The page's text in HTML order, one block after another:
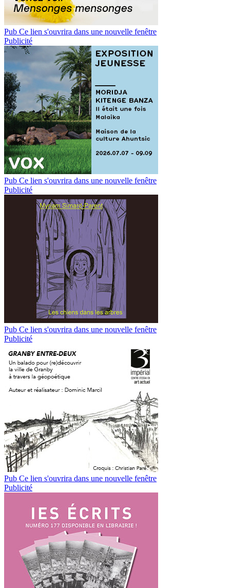
Pub Ce lien s'ouvrira dans une nouvelle fenêtre
Publicité
Pub Ce lien s'ouvrira dans une nouvelle fenêtre
Publicité
Pub Ce lien s'ouvrira dans une nouvelle fenêtre
Publicité
Pub Ce lien s'ouvrira dans une nouvelle fenêtre
Publicité